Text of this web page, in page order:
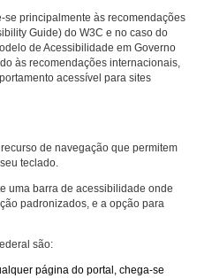
se principalmente às recomendações
Guide) do W3C e no caso do
de Acessibilidade em Governo
às recomendações internacionais,
acessível para sites
de navegação que permitem
teclado.
uma barra de acessibilidade onde
padronizados, e a opção para
são:
página do portal, chega-se